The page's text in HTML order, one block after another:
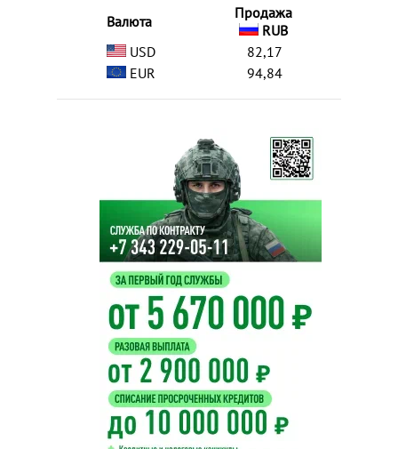
Валюта
Продажа
RUB
USD
82,17
EUR
94,84